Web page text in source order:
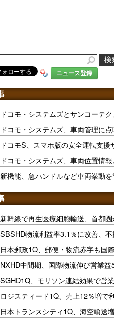
ニュース登録
ドコモ・システムズとサンコーテ
ドコモ・システムズ、車両管理に
ドコモS、スマホ版の安全運転支援
ドコモ・システムズ、車両位置情
新機能、急ハンドルなど車両挙動
新幹線で再生医療細胞輸送、首都
SBSHD物流利益率3.1％に改善、
日本郵政1Q、郵便・物流赤字も国
NXHD中間期、国際物流伸び営業益
SGHD1Q、モリソン連結効果で営
ロジスティード1Q、売上12％増で
日本トランスシティ1Q、海空輸送